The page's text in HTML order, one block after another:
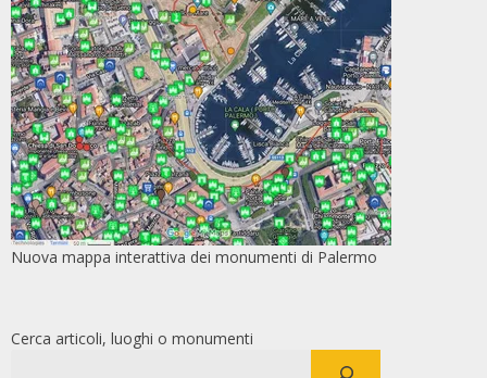
Nuova mappa interattiva dei monumenti di Palermo
Cerca articoli, luoghi o monumenti